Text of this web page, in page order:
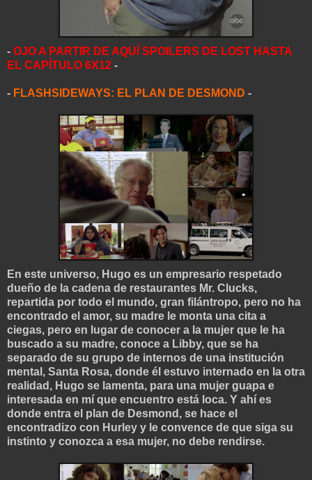
- OJO A PARTIR DE AQUÍ SPOILERS DE LOST HASTA
EL CAPÍTULO 6X12 -
- FLASHSIDEWAYS: EL PLAN DE DESMOND -
En este universo, Hugo es un empresario respetado
dueño de la cadena de restaurantes Mr. Clucks,
repartida por todo el mundo, gran filántropo, pero no ha
encontrado el amor, su madre le monta una cita a
ciegas, pero en lugar de conocer a la mujer que le ha
buscado a su madre, conoce a Libby, que se ha
separado de su grupo de internos de una institución
mental, Santa Rosa, donde él estuvo internado en la otra
realidad, Hugo se lamenta, para una mujer guapa e
interesada en mí que encuentro está loca. Y ahí es
donde entra el plan de Desmond, se hace el
encontradizo con Hurley y le convence de que siga su
instinto y conozca a esa mujer, no debe rendirse.